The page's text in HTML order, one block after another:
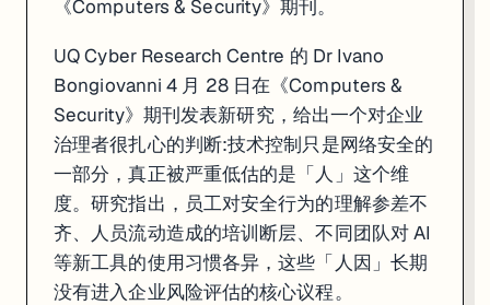
《Computers & Security》期刊。
UQ Cyber Research Centre 的 Dr Ivano
Bongiovanni 4 月 28 日在《Computers &
Security》期刊发表新研究，给出一个对企业
治理者很扎心的判断:技术控制只是网络安全的
一部分，真正被严重低估的是「人」这个维
度。研究指出，员工对安全行为的理解参差不
齐、人员流动造成的培训断层、不同团队对 AI
等新工具的使用习惯各异，这些「人因」长期
没有进入企业风险评估的核心议程。